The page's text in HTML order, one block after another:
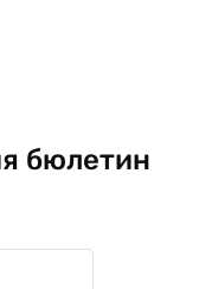
бюлетин